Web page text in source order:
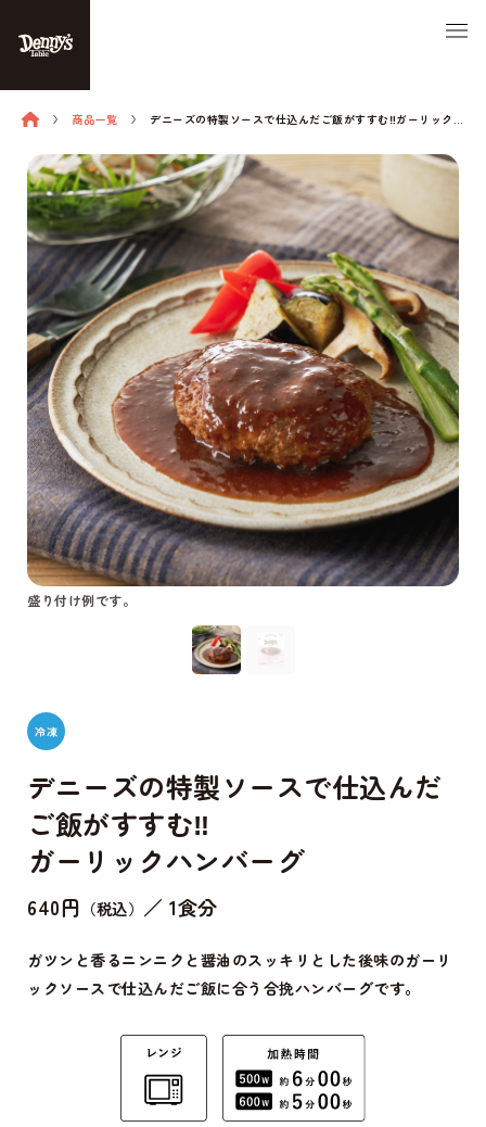
商品一覧 デニーズの特製ソースで仕込んだご飯がすすむ‼ガーリックハンバーグ
盛り付け例です。
冷凍
デニーズの特製ソースで仕込んだ
ご飯がすすむ‼
ガーリックハンバーグ
640円 （税込） ／ 1食分
ガツンと香るニンニクと醤油のスッキリとした後味のガーリ
ックソースで仕込んだご飯に合う合挽ハンバーグです。